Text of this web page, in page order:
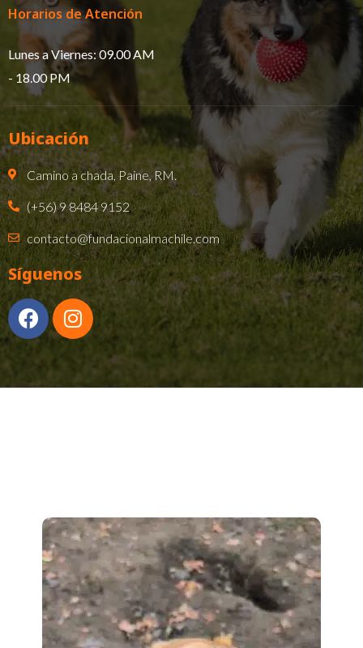
Horarios de Atención
Lunes a Viernes: 09.00 AM
- 18.00 PM​
Ubicación
Camino a chada, Paine, RM.
(+56) 9 8484 9152
contacto@fundacionalmachile.com
Síguenos